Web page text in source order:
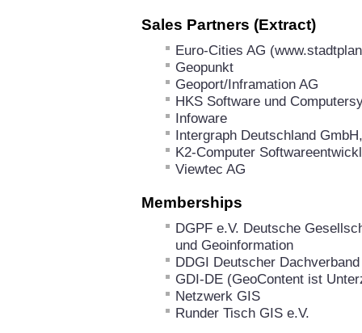
Sales Partners (Extract)
Euro-Cities AG
Geopunkt
Geoport/Inframation AG
HKS Software und
Infoware
Intergraph Deutschland
K2-Computer
Viewtec AG
Memberships
DGPF e.V. Deutsche
und Geoinformation
DDGI Deutscher
GDI-DE (GeoContent ist
Netzwerk GIS
Runder Tisch GIS e.V.